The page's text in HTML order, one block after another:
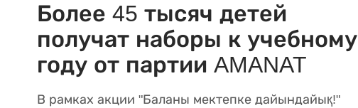
Более 45 тысяч детей
получат наборы к учебному
году от партии AMANAT
В рамках акции "Баланы мектепке дайындайық!"